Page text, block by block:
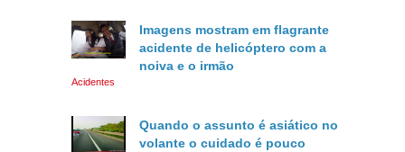
Imagens mostram em flagrante
acidente de helicóptero com a
noiva e o irmão
Acidentes
Quando o assunto é asiático no
volante o cuidado é pouco